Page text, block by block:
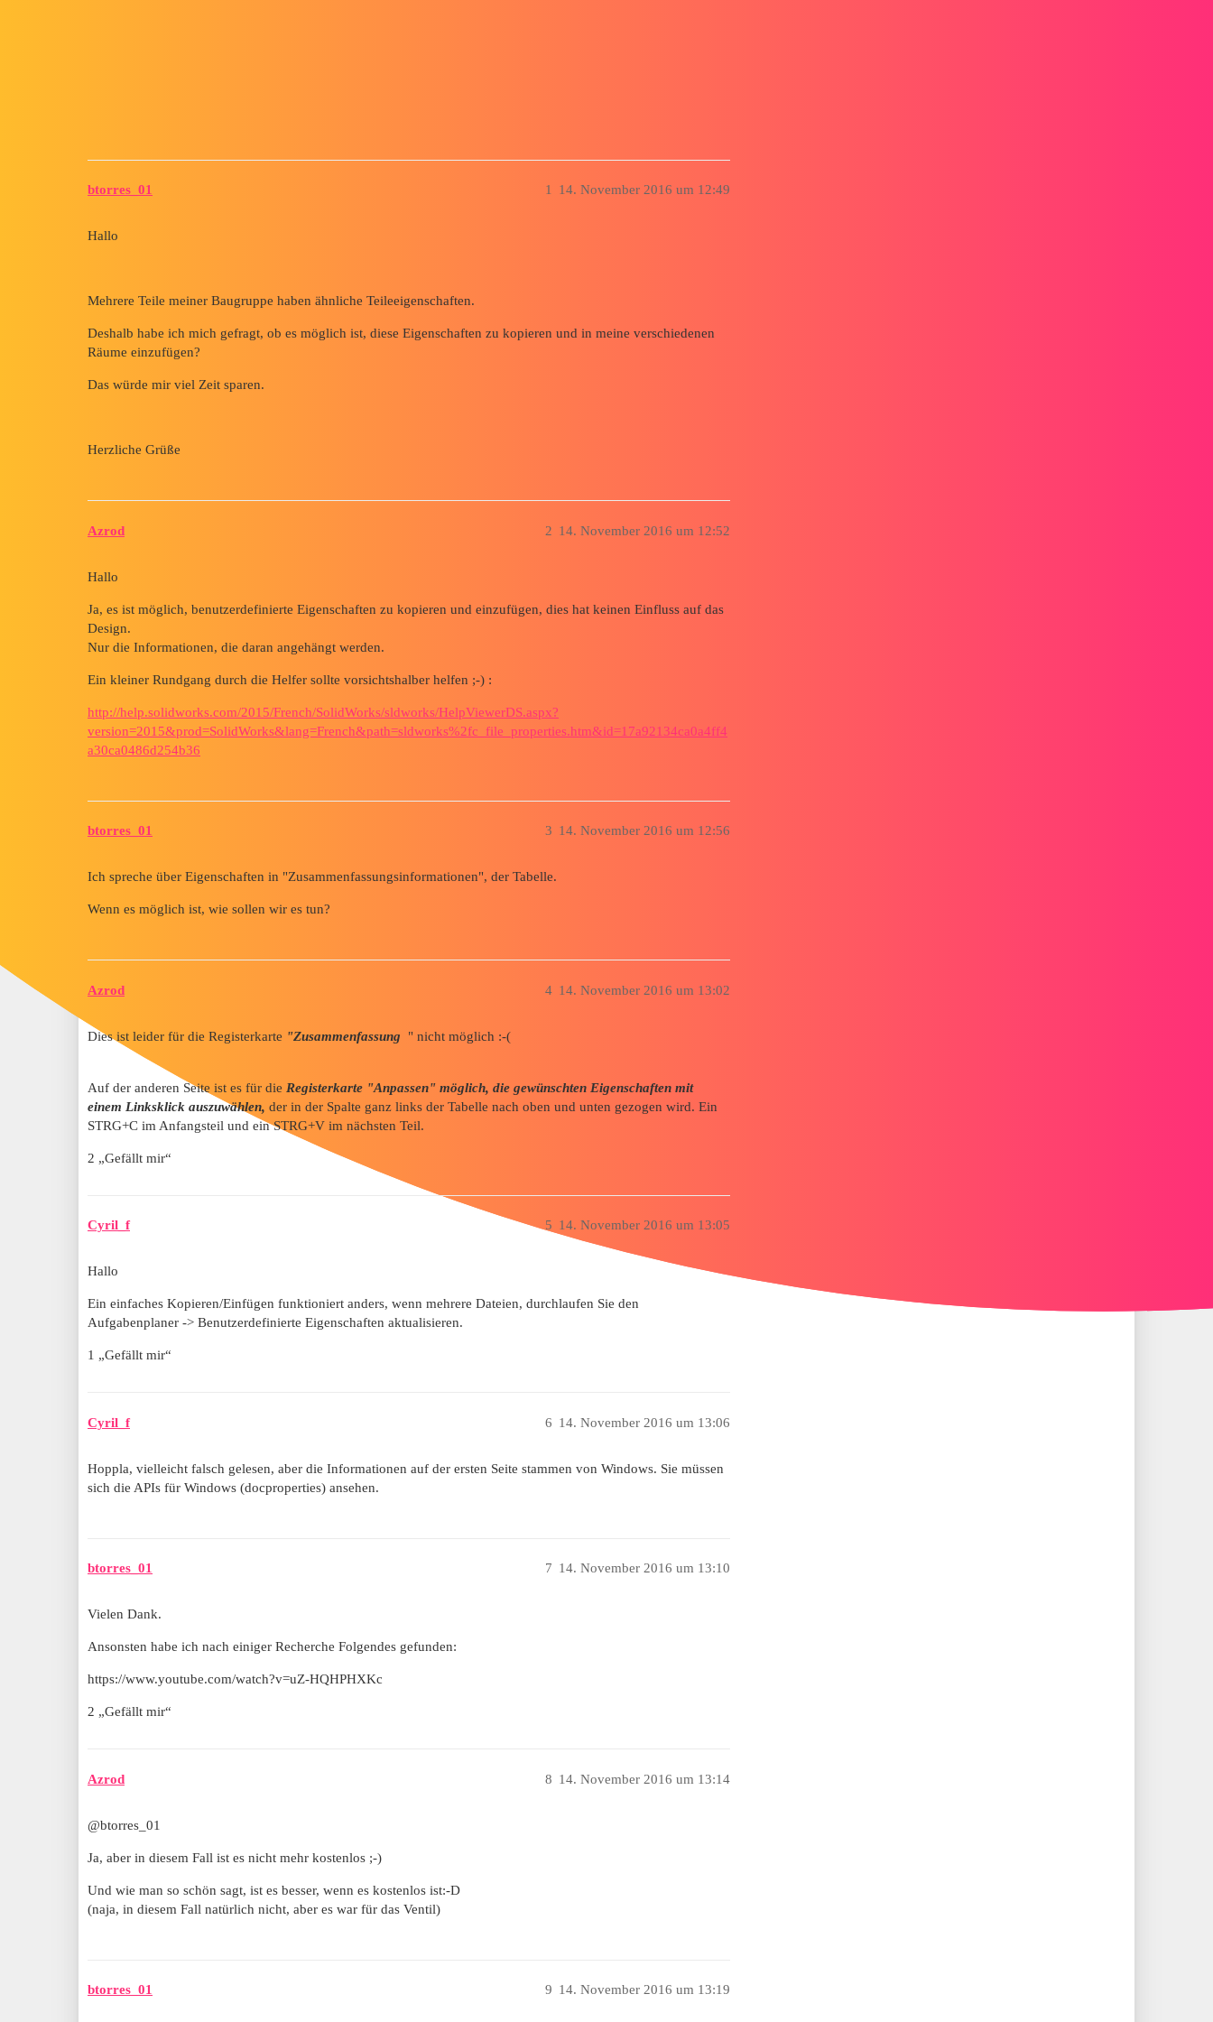
btorres_01 14. November 2016 um 12:49
1
Hallo
Mehrere Teile meiner Baugruppe haben ähnliche Teileeigenschaften.
Deshalb habe ich mich gefragt, ob es möglich ist, diese Eigenschaften zu kopieren und in meine verschiedenen
Räume einzufügen?
Das würde mir viel Zeit sparen.
Herzliche Grüße
Azrod 14. November 2016 um 12:52
2
Hallo
Ja, es ist möglich, benutzerdefinierte Eigenschaften zu kopieren und einzufügen, dies hat keinen Einfluss auf das
Design.
Nur die Informationen, die daran angehängt werden.
Ein kleiner Rundgang durch die Helfer sollte vorsichtshalber helfen ;-) :
http://help.solidworks.com/2015/French/SolidWorks/sldworks/HelpViewerDS.aspx?
version=2015&prod=SolidWorks&lang=French&path=sldworks%2fc_file_properties.htm&id=17a92134ca0a4ff4
a30ca0486d254b36
btorres_01 14. November 2016 um 12:56
3
Ich spreche über Eigenschaften in "Zusammenfassungsinformationen", der Tabelle.
Wenn es möglich ist, wie sollen wir es tun?
Azrod 14. November 2016 um 13:02
4
Dies ist leider für die Registerkarte "Zusammenfassung " nicht möglich :-(
Auf der anderen Seite ist es für die Registerkarte "Anpassen" möglich, die gewünschten Eigenschaften mit
einem Linksklick auszuwählen, der in der Spalte ganz links der Tabelle nach oben und unten gezogen wird. Ein
STRG+C im Anfangsteil und ein STRG+V im nächsten Teil.
2 „Gefällt mir“
Cyril_f 14. November 2016 um 13:05
5
Hallo
Ein einfaches Kopieren/Einfügen funktioniert anders, wenn mehrere Dateien, durchlaufen Sie den
Aufgabenplaner -> Benutzerdefinierte Eigenschaften aktualisieren.
1 „Gefällt mir“
Cyril_f 14. November 2016 um 13:06
6
Hoppla, vielleicht falsch gelesen, aber die Informationen auf der ersten Seite stammen von Windows. Sie müssen
sich die APIs für Windows (docproperties) ansehen.
btorres_01 14. November 2016 um 13:10
7
Vielen Dank.
Ansonsten habe ich nach einiger Recherche Folgendes gefunden:
https://www.youtube.com/watch?v=uZ-HQHPHXKc
2 „Gefällt mir“
Azrod 14. November 2016 um 13:14
8
@btorres_01
Ja, aber in diesem Fall ist es nicht mehr kostenlos ;-)
Und wie man so schön sagt, ist es besser, wenn es kostenlos ist:-D
(naja, in diesem Fall natürlich nicht, aber es war für das Ventil)
btorres_01 14. November 2016 um 13:19
9